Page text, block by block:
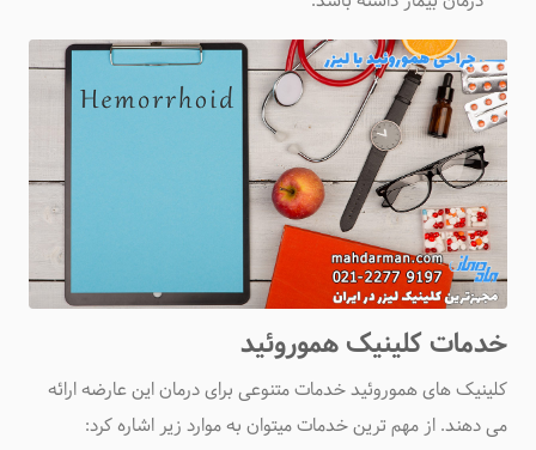
خدمات کلینیک هموروئید
کلینیک های هموروئید خدمات متنوعی برای درمان این عارضه ارائه
می دهند. از مهم ترین خدمات میتوان به موارد زیر اشاره کرد: